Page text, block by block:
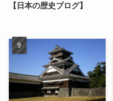
【日本の歴史ブログ】